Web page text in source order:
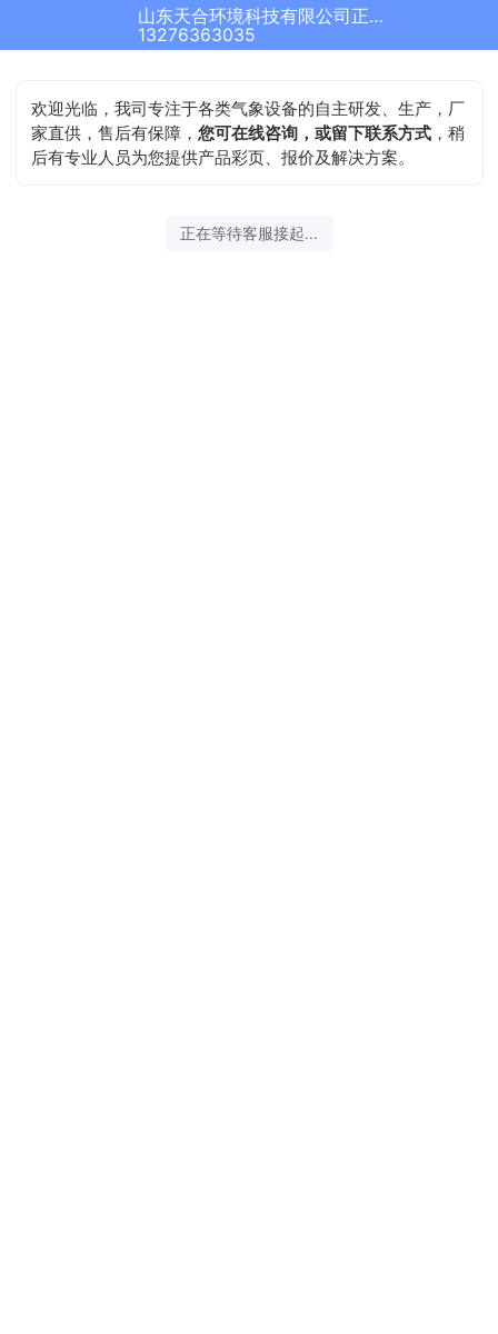
山东天合环境科技有限公司正在为您服务
13276363035
欢迎光临，我司专注于各类气象设备的自主研发、生产，厂
家直供，售后有保障，您可在线咨询，或留下联系方式 ，稍
后有专业人员为您提供产品彩页、报价及解决方案。
2026-08-07 15:44:57 开始沟通